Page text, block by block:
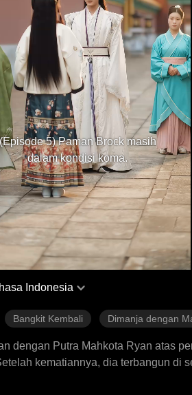
5) Paman Brock masih
dalam kondisi koma.
Indonesia
Bangkit Kembali Dimanja dengan
dengan Putra Mahkota Ryan atas
kematiannya, dia terbangun di